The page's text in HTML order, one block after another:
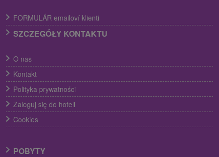
FORMULÁR emailoví klienti
SZCZEGÓŁY KONTAKTU
O nas
Kontakt
Polityka prywatności
Zaloguj się do hoteli
Cookies
POBYTY